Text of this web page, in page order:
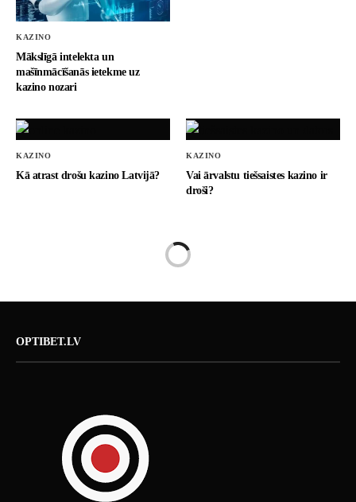
KAZINO
Mākslīgā intelekta un
mašīnmācīšanās ietekme uz
kazino nozari
KAZINO
Kā atrast drošu kazino Latvijā?
KAZINO
Vai ārvalstu tiešsaistes kazino ir
droši?
OPTIBET.LV